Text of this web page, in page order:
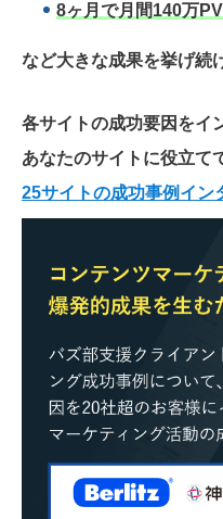
8ヶ月で月間140万
など大きな成果を挙げ続
各サイトの成功要因をイ
あなたのサイトに役立て
25サイトの成功事例イン